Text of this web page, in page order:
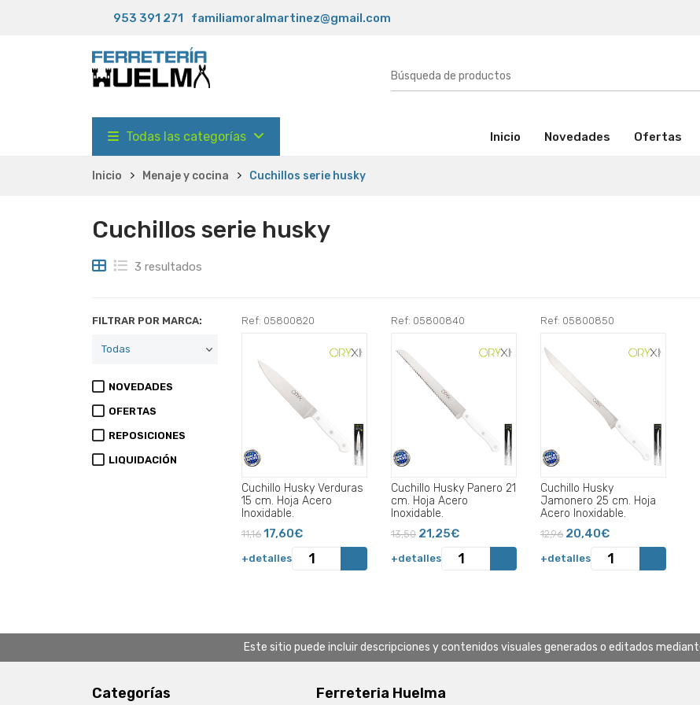
953 391 271 familiamoralmartinez@gmail.com
Todas las categorías Inicio (activo)Novedades Ofertas
Inicio Menaje y cocina Cuchillos serie husky
Cuchillos serie husky
3 resultados
FILTRAR POR MARCA:
NOVEDADES
OFERTAS
REPOSICIONES
LIQUIDACIÓN
Ref: 05800820
Cuchillo Husky Verduras
15 cm. Hoja Acero
Inoxidable.
11,16 17,60€
+detalles
Ref: 05800840
Cuchillo Husky Panero 21
cm. Hoja Acero
Inoxidable.
13,50 21,25€
+detalles
Ref: 05800850
Cuchillo Husky
Jamonero 25 cm. Hoja
Acero Inoxidable.
12,96 20,40€
+detalles
Este sitio puede incluir descripciones y contenidos visuales generados o editados
Categorías Ferreteria Huelma